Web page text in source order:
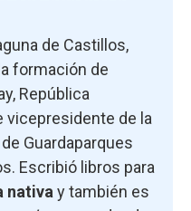
de Castillos,
formación de
República
vicepresidente de la
Guardaparques
Escribió libros para
nativa y también es